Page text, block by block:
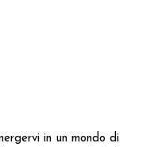
in un mondo di